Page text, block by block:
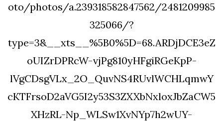
oto/photos/a.239318582847562/2481209985
325066/?
type=3&__xts__%5B0%5D=68.ARDjDCE3eZ
oUIZrDPRcW-vjPg810yHFgiRGeKpP-
lVgCDsgVLx_2O_QuvNS4RUvlWCHLqmwY
cKTFrsoD2aVG5I2y53S3ZXXbNxloxJbZaCW5
XHzRL-Np_WLSw1XvNYp7h2wUY-